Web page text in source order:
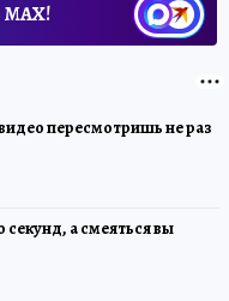
МАХ!
пересмотришь не раз
секунд, а смеяться вы